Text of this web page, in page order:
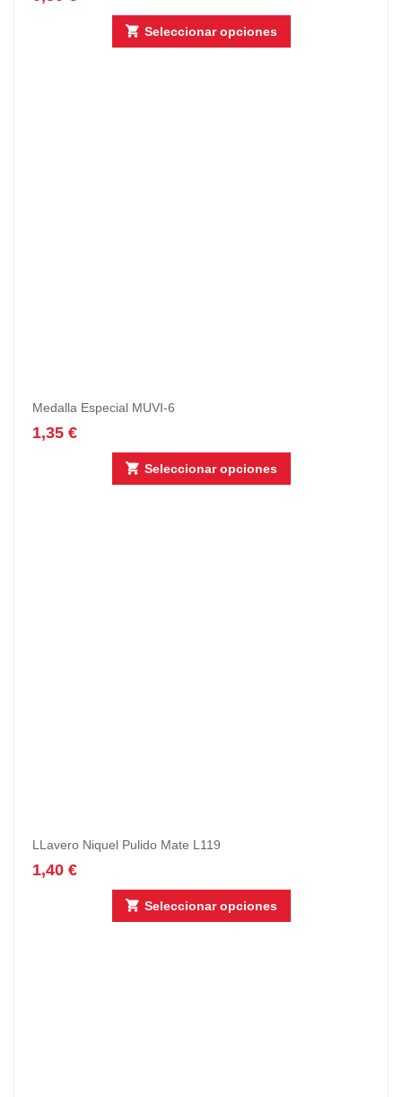
Seleccionar opciones
Medalla Especial MUVI-6
1,35 €
Seleccionar opciones
LLavero Niquel Pulido Mate L119
1,40 €
Seleccionar opciones